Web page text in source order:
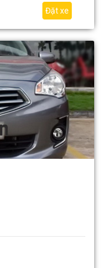
Đặt xe